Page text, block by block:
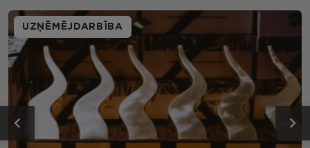
UZŅĒMĒJDARBĪBA